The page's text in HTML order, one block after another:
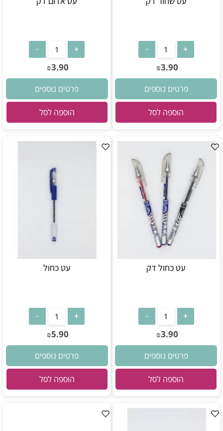
₪3.90
פרטים נוספים
הוספה לסל
₪3.90
פרטים נוספים
הוספה לסל
עט כחול דק
₪3.90
פרטים נוספים
הוספה לסל
עט כחול
₪5.90
פרטים נוספים
הוספה לסל